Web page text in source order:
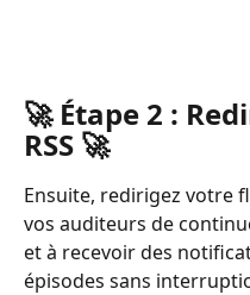
🚀 Étape 2 :
RSS 🚀
Ensuite, redirigez votre
vos auditeurs de
et à recevoir des
épisodes sans